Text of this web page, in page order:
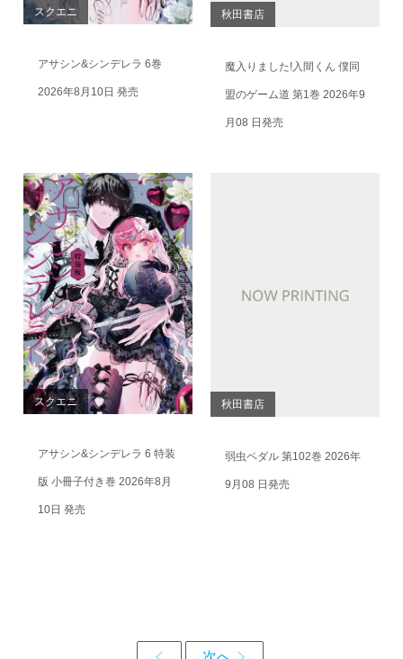
スクエニ
アサシン&シンデレラ 6巻
2026年8月10日 発売
秋田書店
魔入りました!入間くん 僕同
盟のゲーム道 第1巻 2026年9
月08 日発売
スクエニ
アサシン&シンデレラ 6 特装
版 小冊子付き巻 2026年8月
10日 発売
秋田書店
弱虫ペダル 第102巻 2026年
9月08 日発売